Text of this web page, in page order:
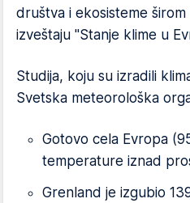
društva i ekosisteme
izveštaju "Stanje klime u
Studija, koju su izradili
Svetska meteorološka
Gotovo cela Evropa
temperature iznad
Grenland je izgubio